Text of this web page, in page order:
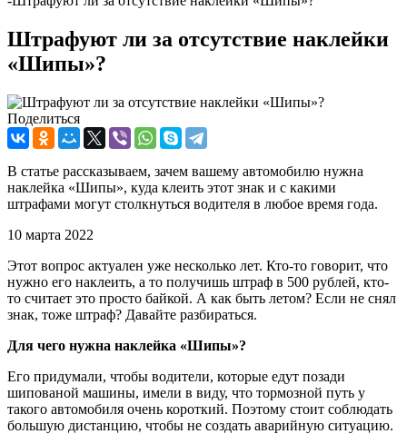
Штрафуют ли за отсутствие наклейки
«Шипы»?
Поделиться
В статье рассказываем, зачем вашему автомобилю нужна
наклейка «Шипы», куда клеить этот знак и с какими
штрафами могут столкнуться водителя в любое время года.
10 марта 2022
Этот вопрос актуален уже несколько лет. Кто-то говорит, что
нужно его наклеить, а то получишь штраф в 500 рублей, кто-
то считает это просто байкой. А как быть летом? Если не снял
знак, тоже штраф? Давайте разбираться.
Для чего нужна наклейка «Шипы»?
Его придумали, чтобы водители, которые едут позади
шипованой машины, имели в виду, что тормозной путь у
такого автомобиля очень короткий. Поэтому стоит соблюдать
большую дистанцию, чтобы не создать аварийную ситуацию.